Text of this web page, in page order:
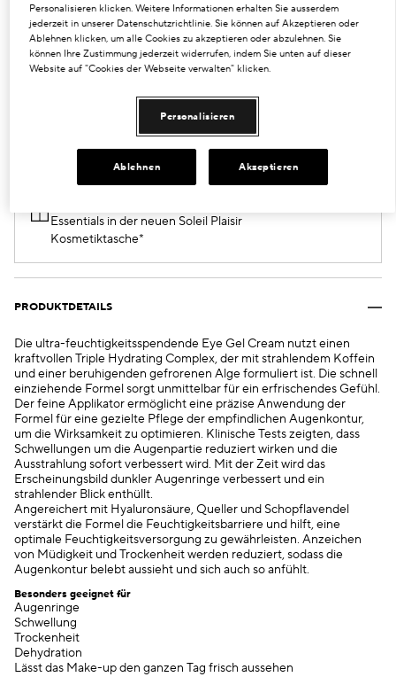
€37.00 €2.47/ml 15 ml
15 ml
€37.00
VERKAUFT
Ab 160 € Einkaufswert erhalten Sie eine
Essentials in der neuen Soleil Plaisir
Kosmetiktasche*
PRODUKTDETAILS
Die ultra-feuchtigkeitsspendende Eye Gel Cream nutzt einen
kraftvollen Triple Hydrating Complex, der mit strahlendem Koffein
und einer beruhigenden gefrorenen Alge formuliert ist. Die schnell
einziehende Formel sorgt unmittelbar für ein erfrischendes Gefühl.
Der feine Applikator ermöglicht eine präzise Anwendung der
Formel für eine gezielte Pflege der empfindlichen Augenkontur,
um die Wirksamkeit zu optimieren. Klinische Tests zeigten, dass
Schwellungen um die Augenpartie reduziert wirken und die
Ausstrahlung sofort verbessert wird. Mit der Zeit wird das
Erscheinungsbild dunkler Augenringe verbessert und ein
strahlender Blick enthüllt.
Angereichert mit Hyaluronsäure, Queller und Schopflavendel
verstärkt die Formel die Feuchtigkeitsbarriere und hilft, eine
optimale Feuchtigkeitsversorgung zu gewährleisten. Anzeichen
von Müdigkeit und Trockenheit werden reduziert, sodass die
Augenkontur belebt aussieht und sich auch so anfühlt.
Besonders geeignet für
Augenringe
Schwellung
Trockenheit
Dehydration
Lässt das Make-up den ganzen Tag frisch aussehen
Personalisieren klicken. Weitere Informationen erhalten Sie ausserdem
jederzeit in unserer Datenschutzrichtlinie. Sie können auf Akzeptieren oder
Ablehnen klicken, um alle Cookies zu akzeptieren oder abzulehnen. Sie
können Ihre Zustimmung jederzeit widerrufen, indem Sie unten auf dieser
Website auf "Cookies der Webseite verwalten" klicken.
Personalisieren
Ablehnen Akzeptieren